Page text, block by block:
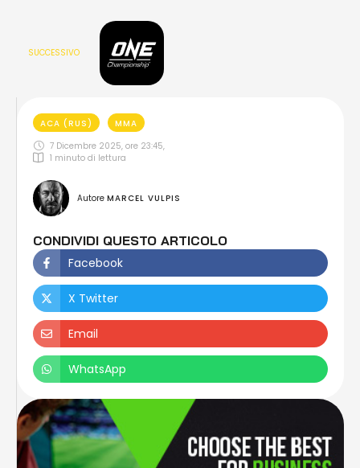
SUCCESSIVO
ACA (RUS)
MMA
7 Dicembre 2025, ore 23:45,
1 minuto di lettura
Autore MARCEL VULPIS
CONDIVIDI QUESTO ARTICOLO
Facebook
X Twitter
Email
WhatsApp